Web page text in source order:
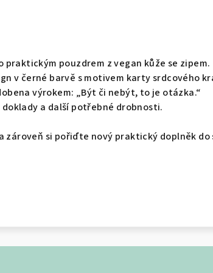
pouzdrem z vegan kůže se zipem.
v černé barvě s motivem karty srdcového
výrokem: „Být či nebýt, to je otázka.“
a další potřebné drobnosti.
si pořiďte nový praktický doplněk do